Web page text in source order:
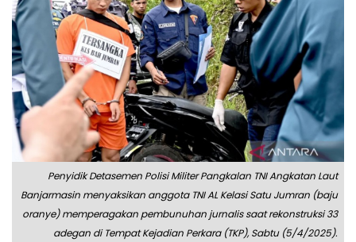
Penyidik Detasemen Polisi Militer Pangkalan TNI Angkatan Laut
Banjarmasin menyaksikan anggota TNI AL Kelasi Satu Jumran (baju
oranye) memperagakan pembunuhan jurnalis saat rekonstruksi 33
adegan di Tempat Kejadian Perkara (TKP), Sabtu (5/4/2025).